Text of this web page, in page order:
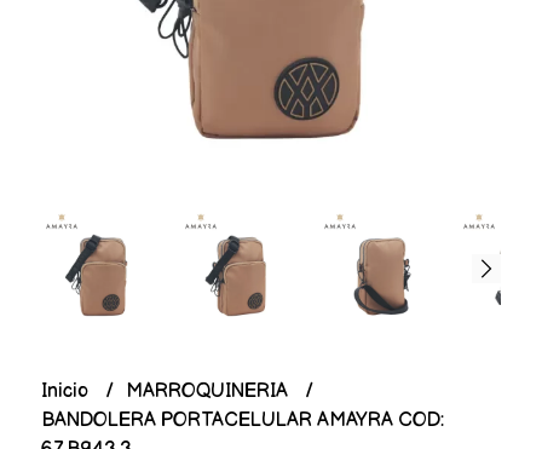
Inicio
MARROQUINERIA
BANDOLERA PORTACELULAR AMAYRA COD: